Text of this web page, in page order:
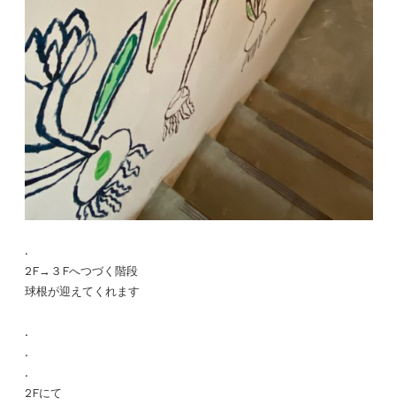
.
2F→３Fへつづく階段
球根が迎えてくれます
.
.
.
2Fにて